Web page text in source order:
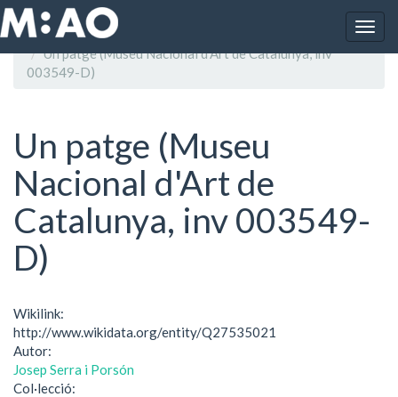
Vés al contingut
Inici
Un patge (Museu Nacional d'Art de Catalunya, inv
003549-D)
Un patge (Museu
Nacional d'Art de
Catalunya, inv 003549-
D)
Wikilink:
http://www.wikidata.org/entity/Q27535021
Autor:
Josep Serra i Porsón
Col·lecció: